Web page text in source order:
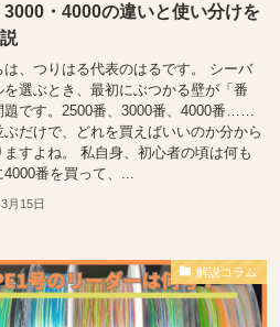
3000・4000の違いと使い分けを
は、つりはる代表のはるです。 シーバ
を選ぶとき、最初にぶつかる壁が「番
題です。2500番、3000番、4000番……
ぶだけで、どれを買えばいいのか分から
ますよね。 私自身、初心者の頃は何も
4000番を買って、...
月15日
解説コラム